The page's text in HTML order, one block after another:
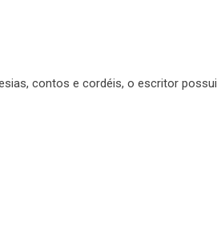
contos e cordéis, o escritor possui